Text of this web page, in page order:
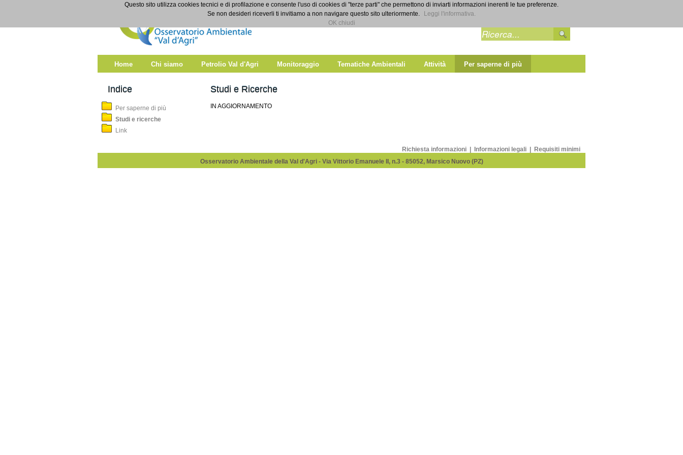
Studi e ricerche
Home Chi siamo Petrolio Val d'Agri Monitoraggio Tematiche Ambientali Attività Per saperne di più
Indice
Per saperne di più
Studi e ricerche
Link
Studi e Ricerche
IN AGGIORNAMENTO
Richiesta informazioni Informazioni legali
Requisiti minimi
Osservatorio Ambientale della Val d'Agri - Via Vittorio Emanuele II, n.3 - 85052, Marsico Nuovo (PZ)
Questo sito utilizza cookies tecnici e di profilazione e consente l'uso di cookies di "terze parti" che permettono di inviarti informazioni inerenti le tue preferenze.
Se non desideri riceverli ti invitiamo a non navigare questo sito ulteriormente.
Leggi l'informativa.
OK chiudi